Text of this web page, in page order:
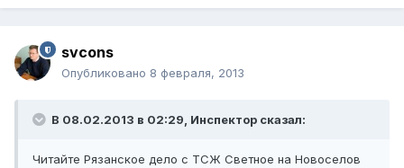
svcons
Опубликовано 8 февраля, 2013
В 08.02.2013 в 02:29, Инспектор сказал:
Читайте Рязанское дело с ТСЖ Светное на Новоселов